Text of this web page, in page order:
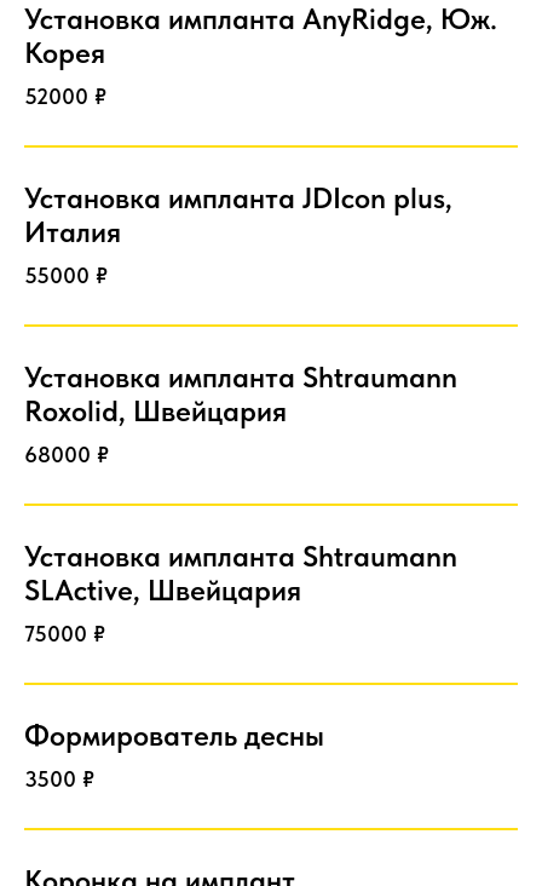
Установка импланта AnyRidge, Юж.
Корея
52000 ₽
Установка импланта JDIcon plus,
Италия
55000 ₽
Установка импланта Shtraumann
Roxolid, Швейцария
68000 ₽
Установка импланта Shtraumann
SLActive, Швейцария
75000 ₽
Формирователь десны
3500 ₽